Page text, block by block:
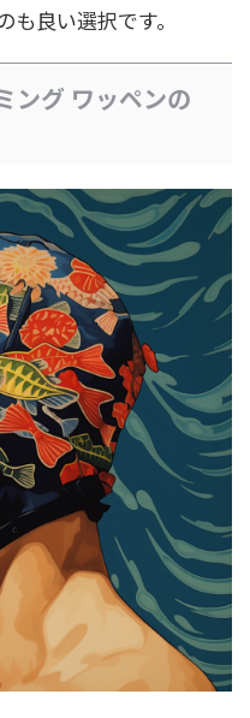
良い選択です。
ング ワッペンの